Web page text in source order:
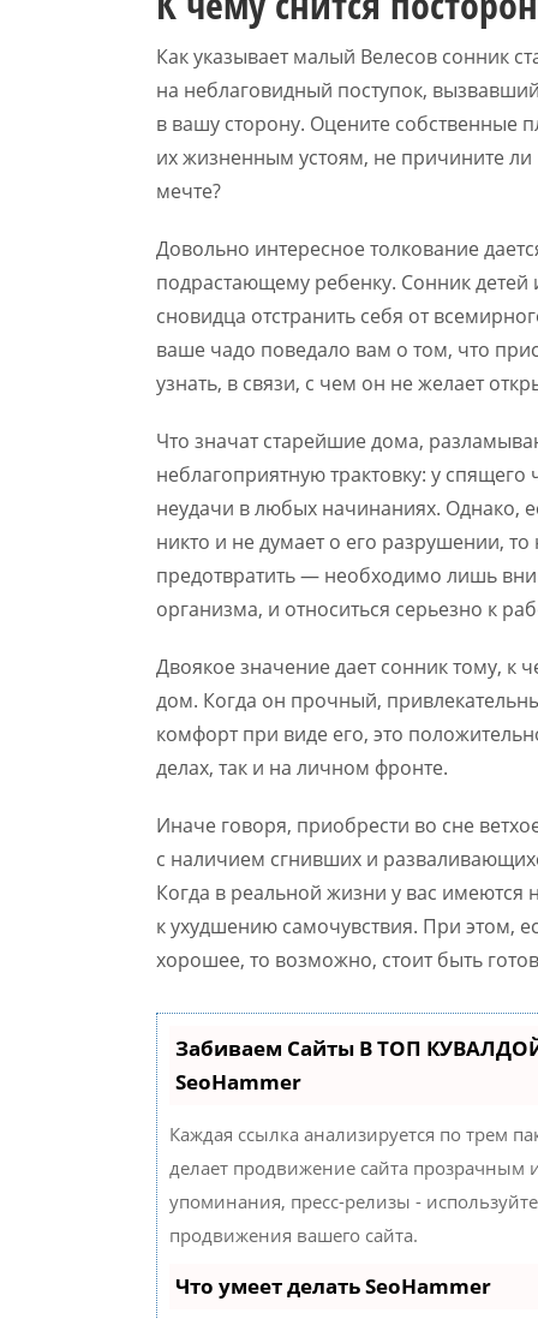
Как указывает малый Велесов сонник
на неблаговидный поступок,
в вашу сторону. Оцените собственные
их жизненным устоям, не причините
мечте?
Довольно интересное толкование
подрастающему ребенку. Сонник детей
сновидца отстранить себя от
ваше чадо поведало вам о том, что
узнать, в связи, с чем он не желает
Что значат старейшие дома,
неблагоприятную трактовку: у
неудачи в любых начинаниях. Однако,
никто и не думает о его разрушении,
предотвратить — необходимо лишь
организма, и относиться серьезно к
Двоякое значение дает сонник тому, к
дом. Когда он прочный,
комфорт при виде его, это
делах, так и на личном фронте.
Иначе говоря, приобрести во сне
с наличием сгнивших и
Когда в реальной жизни у вас имеются
к ухудшению самочувствия. При этом,
хорошее, то возможно, стоит быть
Забиваем Сайты В ТОП
SeoHammer
Каждая ссылка анализируется по трем
делает продвижение сайта прозрачным
упоминания, пресс-релизы -
продвижения вашего сайта.
Что умеет делать SeoHammer